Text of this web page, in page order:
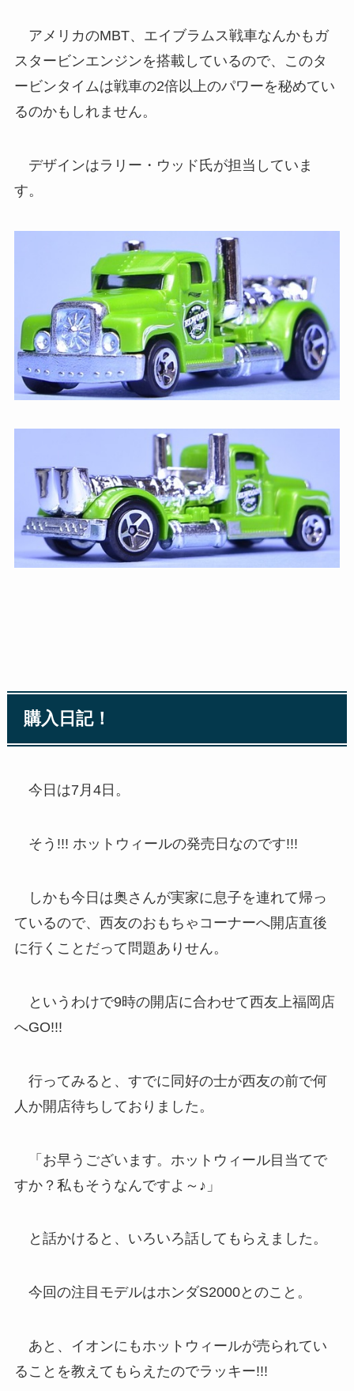
アメリカのMBT、エイブラムス戦車なんかもガ
スタービンエンジンを搭載しているので、このタ
ービンタイムは戦車の2倍以上のパワーを秘めてい
るのかもしれません。
デザインはラリー・ウッド氏が担当していま
す。
購入日記！
今日は7月4日。
そう!!! ホットウィールの発売日なのです!!!
しかも今日は奥さんが実家に息子を連れて帰っ
ているので、西友のおもちゃコーナーへ開店直後
に行くことだって問題ありせん。
というわけで9時の開店に合わせて西友上福岡店
へGO!!!
行ってみると、すでに同好の士が西友の前で何
人か開店待ちしておりました。
「お早うございます。ホットウィール目当てで
すか？私もそうなんですよ～♪」
と話かけると、いろいろ話してもらえました。
今回の注目モデルはホンダS2000とのこと。
あと、イオンにもホットウィールが売られてい
ることを教えてもらえたのでラッキー!!!